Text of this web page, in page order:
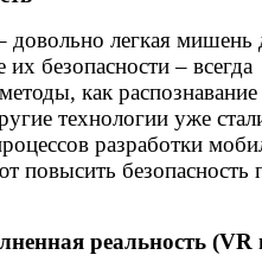
легкая мишень
безопасности – всегда
как
технологии уже
разработки
повысить безопасность
реальность (VR